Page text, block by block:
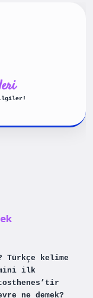
Türkçe kelime
ilk
ne demek?